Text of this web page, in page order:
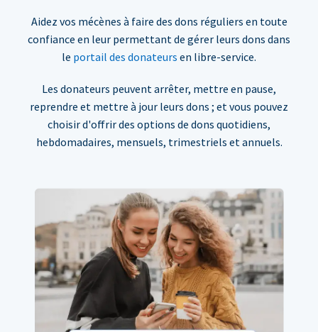
Aidez vos mécènes à faire des dons réguliers en toute
confiance en leur permettant de gérer leurs dons dans
le portail des donateurs en libre-service.
Les donateurs peuvent arrêter, mettre en pause,
reprendre et mettre à jour leurs dons ; et vous pouvez
choisir d'offrir des options de dons quotidiens,
hebdomadaires, mensuels, trimestriels et annuels.